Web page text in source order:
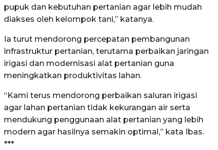
pupuk dan kebutuhan pertanian agar lebih mudah
diakses oleh kelompok tani,” katanya.
Ia turut mendorong percepatan pembangunan
infrastruktur pertanian, terutama perbaikan jaringan
irigasi dan modernisasi alat pertanian guna
meningkatkan produktivitas lahan.
“Kami terus mendorong perbaikan saluran irigasi
agar lahan pertanian tidak kekurangan air serta
mendukung penggunaan alat pertanian yang lebih
modern agar hasilnya semakin optimal,” kata Ibas.
***